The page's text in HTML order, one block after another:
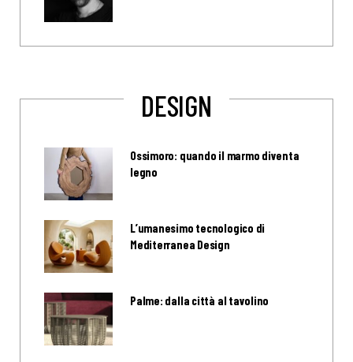
DESIGN
Ossimoro: quando il marmo diventa
legno
L’umanesimo tecnologico di
Mediterranea Design
Palme: dalla città al tavolino